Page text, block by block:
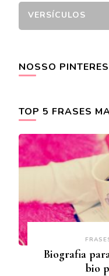
VERSÍCULOS
NOSSO
TOP 5 FRASES
Biografia
bio